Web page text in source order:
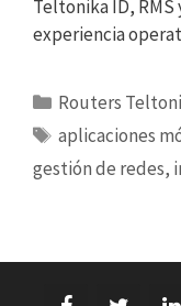
Teltonika ID,
experiencia
Categorías
Routers
Etiquetas
aplicaciones
gestión de redes,